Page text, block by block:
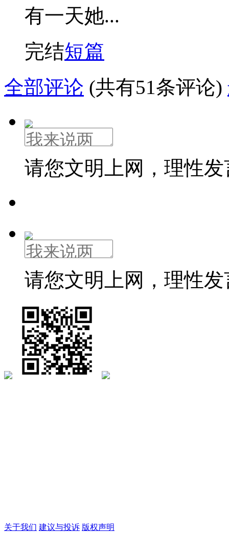
有一天她...
完结短篇
全部评论 (共有51条评论)
请您文明上网，理性
请您文明上网，理性
关于我们 建议与投诉 版权声明